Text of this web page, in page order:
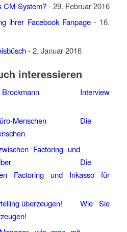
CM-System?- 29. Februar 2016
ihrer Facebook Fanpage- 16.
- 2. Januar 2016
interessieren
Interview
Die
Die
Factoring und Inkasso für
Wie Sie